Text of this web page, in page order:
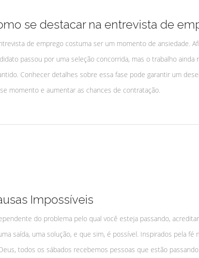
se destacar na entrevista de
de emprego costuma ser um momento de ansiedade.
passou por uma seleção concorrida, mas o trabalho ainda
Conhecer detalhes sobre essa fase pode garantir um
momento e aumentar as chances de contratação.
Impossíveis
do problema pelo qual você esteja passando,
saída, uma solução, e que sim, é possível. Inspirados pela fé
todos os sábados recebemos pessoas que estão